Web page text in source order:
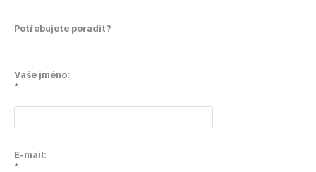
Potřebujete poradit?
Vaše jméno:
*
E-mail:
*